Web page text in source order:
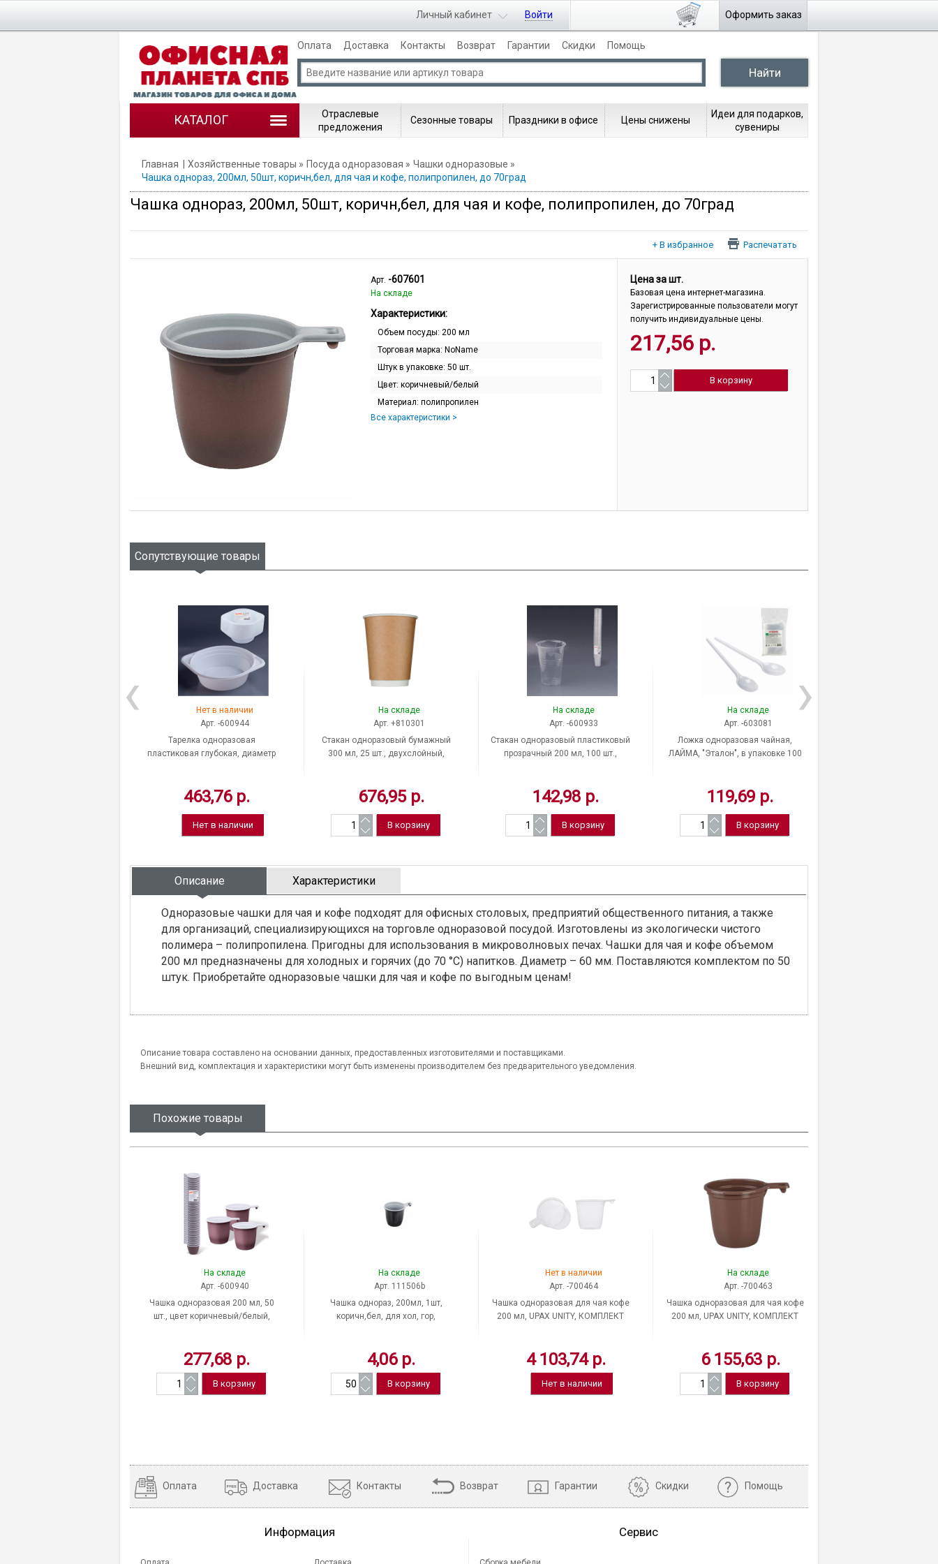
Оформить заказ
Войти
Личный кабинет
Оплата Доставка Контакты Возврат Гарантии Скидки Помощь
КАТАЛОГ
Отраслевые
предложения
Сезонные товары Праздники в офисе Цены снижены
Идеи для подарков,
сувениры
Главная Хозяйственные товары Посуда одноразовая
Чашки одноразовые
Чашка однораз, 200мл, 50шт, коричн,бел, для чая и кофе, полипропилен, до 70град
Чашка однораз, 200мл, 50шт, коричн,бел, для чая и кофе, полипропилен, до 70град
Распечатать
Арт. -607601
На складе
Характеристики:
Объем посуды: 200 мл
Торговая марка: NoName
Штук в упaковке: 50 шт.
Цвет: коричневый/белый
Материал: полипропилен
Все характеристики >
Цена за шт.
Базовая цена интернет-магазина.
Зарегистрированные пользователи могут
получить индивидуальные цены.
217,56 р.
Сопутствующие товары
Нет в наличии
Арт. -600944
Тарелка одноразовая
пластиковая глубокая, диаметр
полистирол, ЛАЙМА, "Бюджет",
Россия
463,76 р.
Нет в наличии
На складе
Арт. +810301
Стакан одноразовый бумажный
300 мл, 25 шт., двухслойный,
676,95 р.
На складе
Арт. -600933
Стакан одноразовый пластиковый
прозрачный 200 мл, 100 шт.,
142,98 р.
На складе
Арт. -603081
Ложка одноразовая чайная,
ЛАЙМА, "Эталон", в упаковке 100
119,69 р.
Описание Характеристики
Одноразовые чашки для чая и кофе подходят для офисных столовых, предприятий общественного питания, а также
для организаций, специализирующихся на торговле одноразовой посудой. Изготовлены из экологически чистого
полимера – полипропилена. Пригодны для использования в микроволновых печах. Чашки для чая и кофе объемом
200 мл предназначены для холодных и горячих (до 70 °С) напитков. Диаметр – 60 мм. Поставляются комплектом по 50
штук. Приобретайте одноразовые чашки для чая и кофе по выгодным ценам!
Описание товара составлено на основании данных, предоставленных изготовителями и поставщиками.
Внешний вид, комплектация и характеристики могут быть изменены производителем без предварительного уведомления.
Похожие товары
На складе
Арт. -600940
Чашка одноразовая 200 мл, 50
шт., цвет коричневый/белый,
277,68 р.
На складе
Арт. 111506b
Чашка однораз, 200мл, 1шт,
коричн,бел, для хол, гор,
4,06 р.
Нет в наличии
Арт. -700464
Чашка одноразовая для чая кофе
200 мл, UPAX UNITY, КОМПЛЕКТ
4 103,74 р.
Нет в наличии
На складе
Арт. -700463
Чашка одноразовая для чая кофе
200 мл, UPAX UNITY, КОМПЛЕКТ
6 155,63 р.
Оплата Доставка Контакты Возврат Гарантии Скидки Помощь
Информация Сервис